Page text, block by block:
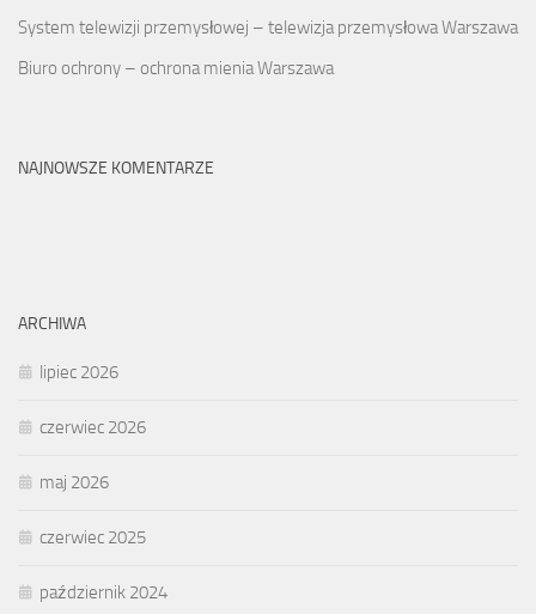
System telewizji przemysłowej – telewizja przemysłowa Warszawa
Biuro ochrony – ochrona mienia Warszawa
NAJNOWSZE KOMENTARZE
ARCHIWA
lipiec 2026
czerwiec 2026
maj 2026
czerwiec 2025
październik 2024